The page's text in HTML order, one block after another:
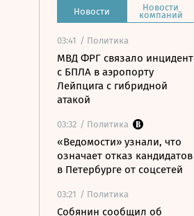
Новости Новости
компаний
03:41 / Политика
МВД ФРГ связало инцидент
с БПЛА в аэропорту
Лейпцига с гибридной
атакой
03:32 / Политика
«Ведомости» узнали, что
означает отказ кандидатов
в Петербурге от соцсетей
03:21 / Политика
Собянин сообщил об